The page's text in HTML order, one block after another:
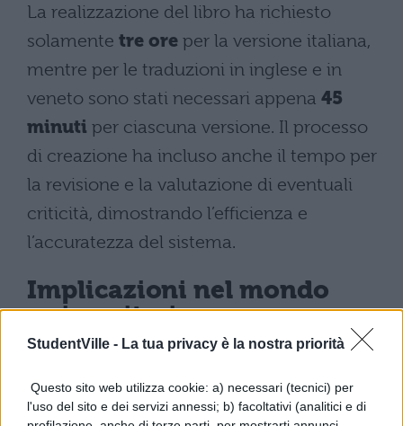
StudentVille - La tua privacy è la nostra priorità
Questo sito web utilizza cookie: a) necessari (tecnici) per
l'uso del sito e dei servizi annessi; b) facoltativi (analitici e di
La realizzazione del libro ha richiesto
solamente tre ore per la versione italiana,
mentre per le traduzioni in inglese e in
veneto sono stati necessari appena 45
minuti per ciascuna versione. Il processo
di creazione ha incluso anche il tempo per
la revisione e la valutazione di eventuali
criticità, dimostrando l’efficienza e
l’accuratezza del sistema.
Implicazioni nel mondo
universitario
dall’Università di Padova rappresenta
un’innovazione significativa nel panorama